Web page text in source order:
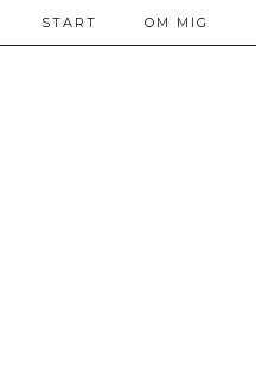
START OM MIG